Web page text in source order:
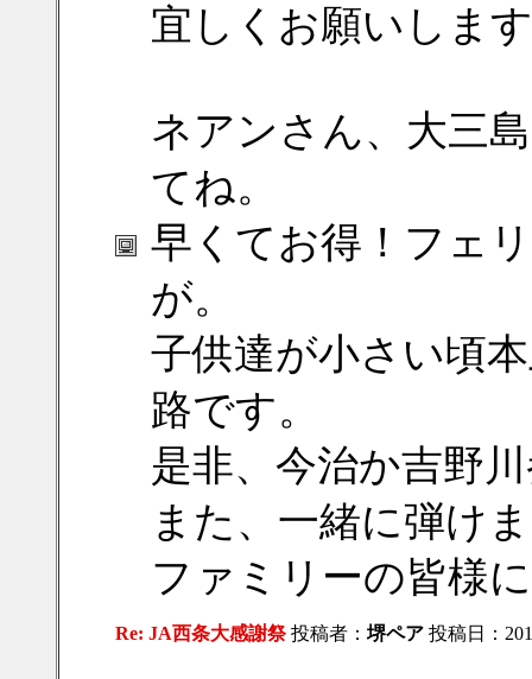
宜しくお願いしま
ネアンさん、大三
てね。
早くてお得！フェ
が。
子供達が小さい頃
路です。
是非、今治か吉野
また、一緒に弾け
ファミリーの皆様
Re: JA西条大感謝祭投稿者： 堺ペア 投稿日：